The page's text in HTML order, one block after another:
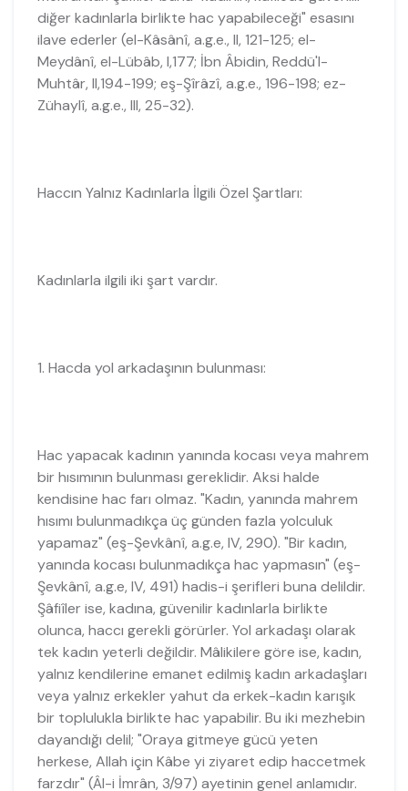
diğer kadınlarla birlikte hac yapabileceği" esasını
ilave ederler (el-Kâsânî, a.g.e., II, 121-125; el-
Meydânî, el-Lübâb, I,177; İbn Âbidin, Reddü'l-
Muhtâr, II,194-199; eş-Şîrâzî, a.g.e., 196-198; ez-
Zühaylî, a.g.e., III, 25-32).
Haccın Yalnız Kadınlarla İlgili Özel Şartları:
Kadınlarla ilgili iki şart vardır.
1. Hacda yol arkadaşının bulunması:
Hac yapacak kadının yanında kocası veya mahrem
bir hısımının bulunması gereklidir. Aksi halde
kendisine hac farı olmaz. "Kadın, yanında mahrem
hısımı bulunmadıkça üç günden fazla yolculuk
yapamaz" (eş-Şevkânî, a.g.e, IV, 290). "Bir kadın,
yanında kocası bulunmadıkça hac yapmasın" (eş-
Şevkânî, a.g.e, IV, 491) hadis-i şerifleri buna delildir.
Şâfiîler ise, kadına, güvenilir kadınlarla birlikte
olunca, haccı gerekli görürler. Yol arkadaşı olarak
tek kadın yeterli değildir. Mâlikilere göre ise, kadın,
yalnız kendilerine emanet edilmiş kadın arkadaşları
veya yalnız erkekler yahut da erkek-kadın karışık
bir toplulukla birlikte hac yapabilir. Bu iki mezhebin
dayandığı delil; "Oraya gitmeye gücü yeten
herkese, Allah için Kâbe yi ziyaret edip haccetmek
farzdır" (Âl-i İmrân, 3/97) ayetinin genel anlamıdır.